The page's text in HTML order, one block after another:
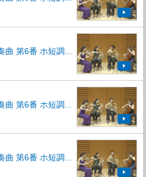
曲 第6番 ホ短調...
曲 第6番 ホ短調...
曲 第6番 ホ短調...